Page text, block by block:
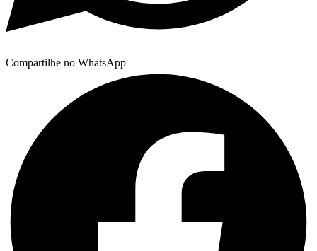
Compartilhe no WhatsApp